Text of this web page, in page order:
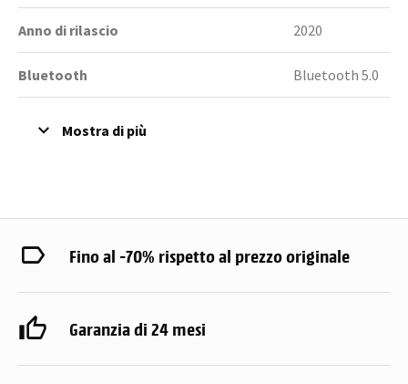
Anno di rilascio 2020
Bluetooth Bluetooth 5.0
Fino al -70% rispetto al prezzo originale
Garanzia di 24 mesi